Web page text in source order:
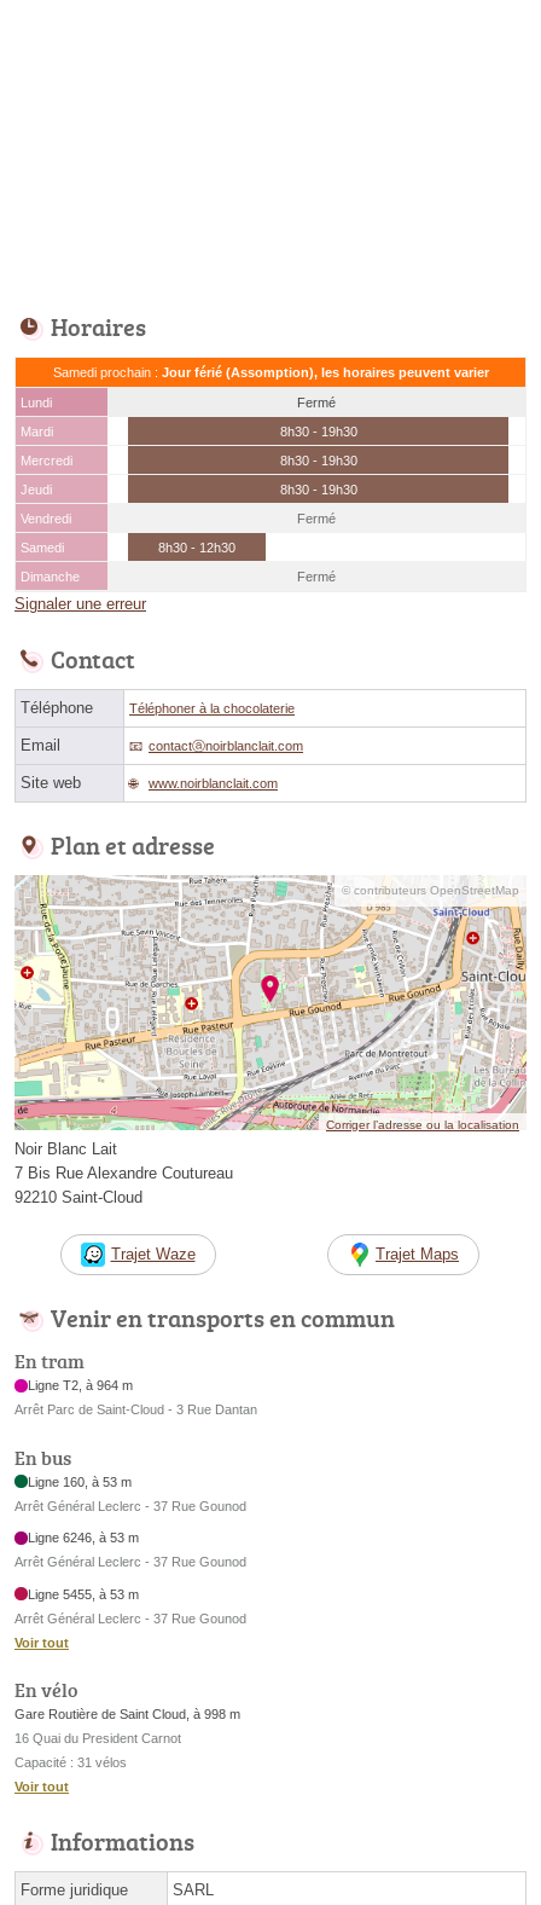
Horaires
Samedi prochain : Jour férié (Assomption), les horaires peuvent varier
Lundi
Fermé
Mardi
8h30 - 19h30
Mercredi
8h30 - 19h30
Jeudi
8h30 - 19h30
Vendredi
Fermé
Samedi
8h30 - 12h30
Dimanche
Fermé
Signaler une erreur
Contact
Téléphone Téléphoner à la chocolaterie
Email contactⓐnoirblanclait.com
Site web www.noirblanclait.com
Plan et adresse
© contributeurs OpenStreetMap
Corriger l’adresse ou la localisation
Noir Blanc Lait
7 Bis Rue Alexandre Coutureau
92210 Saint-Cloud
Trajet Waze Trajet Maps
Venir en transports en commun
En tram
Ligne T2, à 964 m
Arrêt Parc de Saint-Cloud - 3 Rue Dantan
En bus
Ligne 160, à 53 m
Arrêt Général Leclerc - 37 Rue Gounod
Ligne 6246, à 53 m
Arrêt Général Leclerc - 37 Rue Gounod
Ligne 5455, à 53 m
Arrêt Général Leclerc - 37 Rue Gounod
Voir tout
En vélo
Gare Routière de Saint Cloud, à 998 m
16 Quai du President Carnot
Capacité : 31 vélos
Voir tout
Informations
Forme juridique SARL